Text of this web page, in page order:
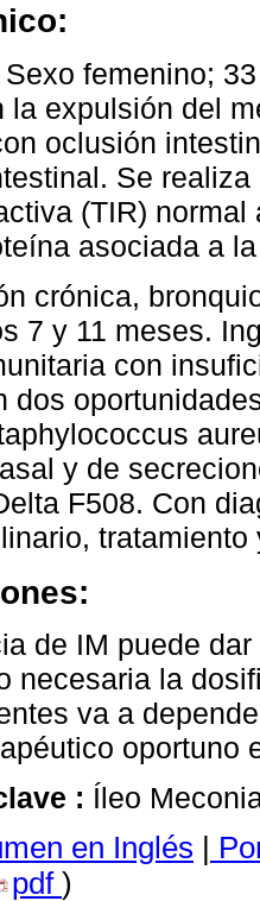
femenino;
la expulsión del
oclusión
Se
(TIR)
asociada a
crónica,
7 y 11 meses.
con
dos
y de
F508. Con
de IM puede
necesaria la
va a
oportuno
: Íleo
en Inglés
pdf )